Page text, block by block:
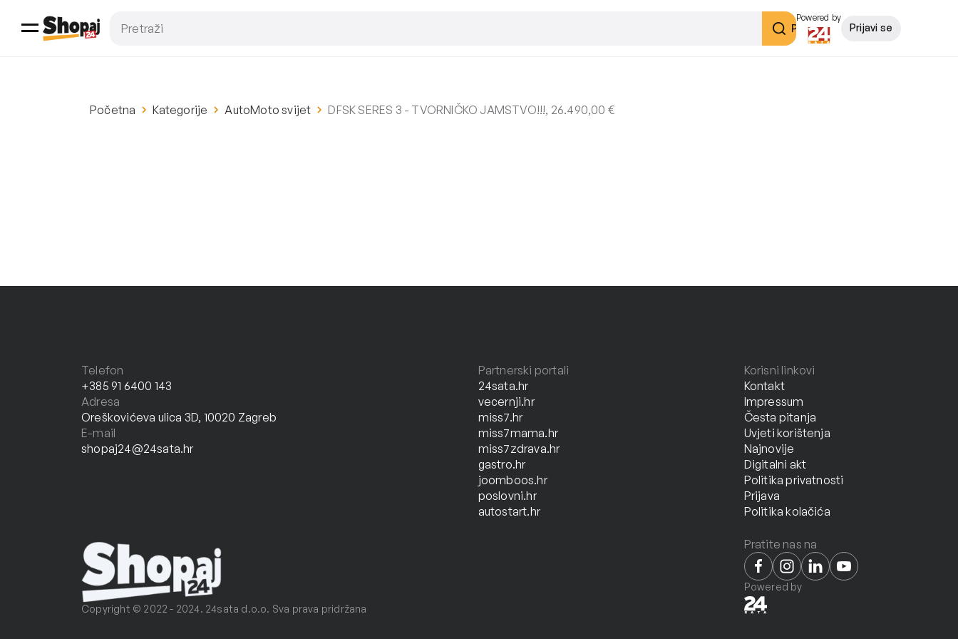
Pretraži
Powered by
Prijavi se
Početna Kategorije AutoMoto svijet DFSK SERES 3 - TVORNIČKO JAMSTVO!!!, 26.490,00 €
Telefon
+385 91 6400 143
Adresa
Oreškovićeva ulica 3D, 10020 Zagreb
E-mail
shopaj24@24sata.hr
Copyright © 2022 - 2024. 24sata d.o.o. Sva prava pridržana
Partnerski portali
24sata.hr
vecernji.hr
miss7.hr
miss7mama.hr
miss7zdrava.hr
gastro.hr
joomboos.hr
poslovni.hr
autostart.hr
Korisni linkovi
Kontakt
Impressum
Česta pitanja
Uvjeti korištenja
Najnovije
Digitalni akt
Politika privatnosti
Prijava
Politika kolačića
Pratite nas na
Powered by